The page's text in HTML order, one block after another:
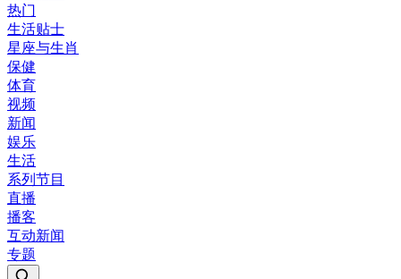
热门
生活贴士
星座与生肖
保健
体育
视频
新闻
娱乐
生活
系列节目
直播
播客
互动新闻
专题